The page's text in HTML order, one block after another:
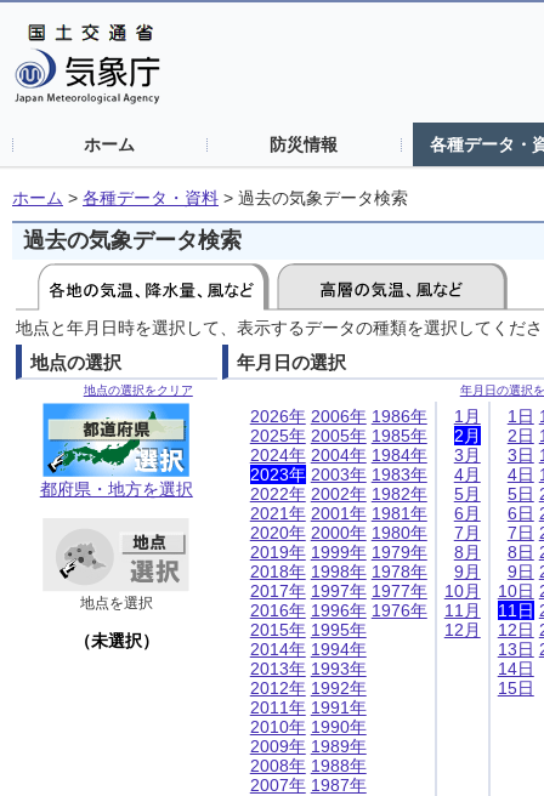
ホーム 防災情報 各種データ・
ホーム > 各種データ・資料 > 過去の気象データ検索
過去の気象データ検索
地点と年月日時を選択して、表示するデータの種類を選択してくだ
地点の選択
地点の選択をクリア
都府県・地方を選択
地点を選択
（未選択）
年月日の選択
年月日の選択
2026年
2025年
2024年
2023年
2022年
2021年
2020年
2019年
2018年
2017年
2016年
2015年
2014年
2013年
2012年
2011年
2010年
2009年
2008年
2007年
2006年
2005年
2004年
2003年
2002年
2001年
2000年
1999年
1998年
1997年
1996年
1995年
1994年
1993年
1992年
1991年
1990年
1989年
1988年
1987年
1986年
1985年
1984年
1983年
1982年
1981年
1980年
1979年
1978年
1977年
1976年
1月
2月
3月
4月
5月
6月
7月
8月
9月
10月
11月
12月
1日
2日
3日
4日
5日
6日
7日
8日
9日
10日
11日
12日
13日
14日
15日